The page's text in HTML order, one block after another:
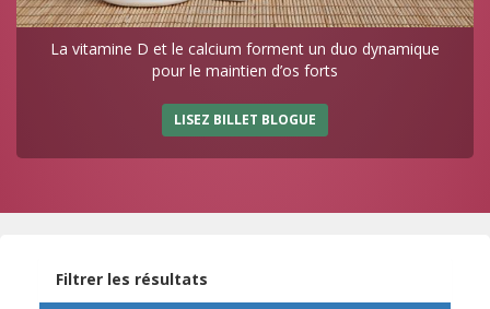
La vitamine D et le calcium forment un duo dynamique
pour le maintien d’os forts
LISEZ BILLET BLOGUE
Filtrer les résultats